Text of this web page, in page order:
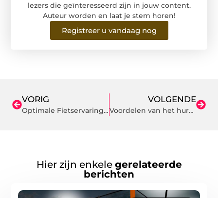
lezers die geïnteresseerd zijn in jouw content.
Auteur worden en laat je stem horen!
Registreer u vandaag nog
VORIG
Optimale Fietservaring: Aanpak van Knieklachten bij Fysiotherapie Van der Vegt
VOLGENDE
Voordelen van het huren van een partybus voor jouw verjaardagsfeest
Hier zijn enkele gerelateerde
berichten